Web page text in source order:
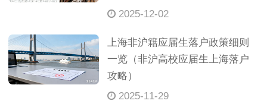
2025-12-02
上海非沪籍应届生落户政策细则
一览（非沪高校应届生上海落户
攻略）
2025-11-29